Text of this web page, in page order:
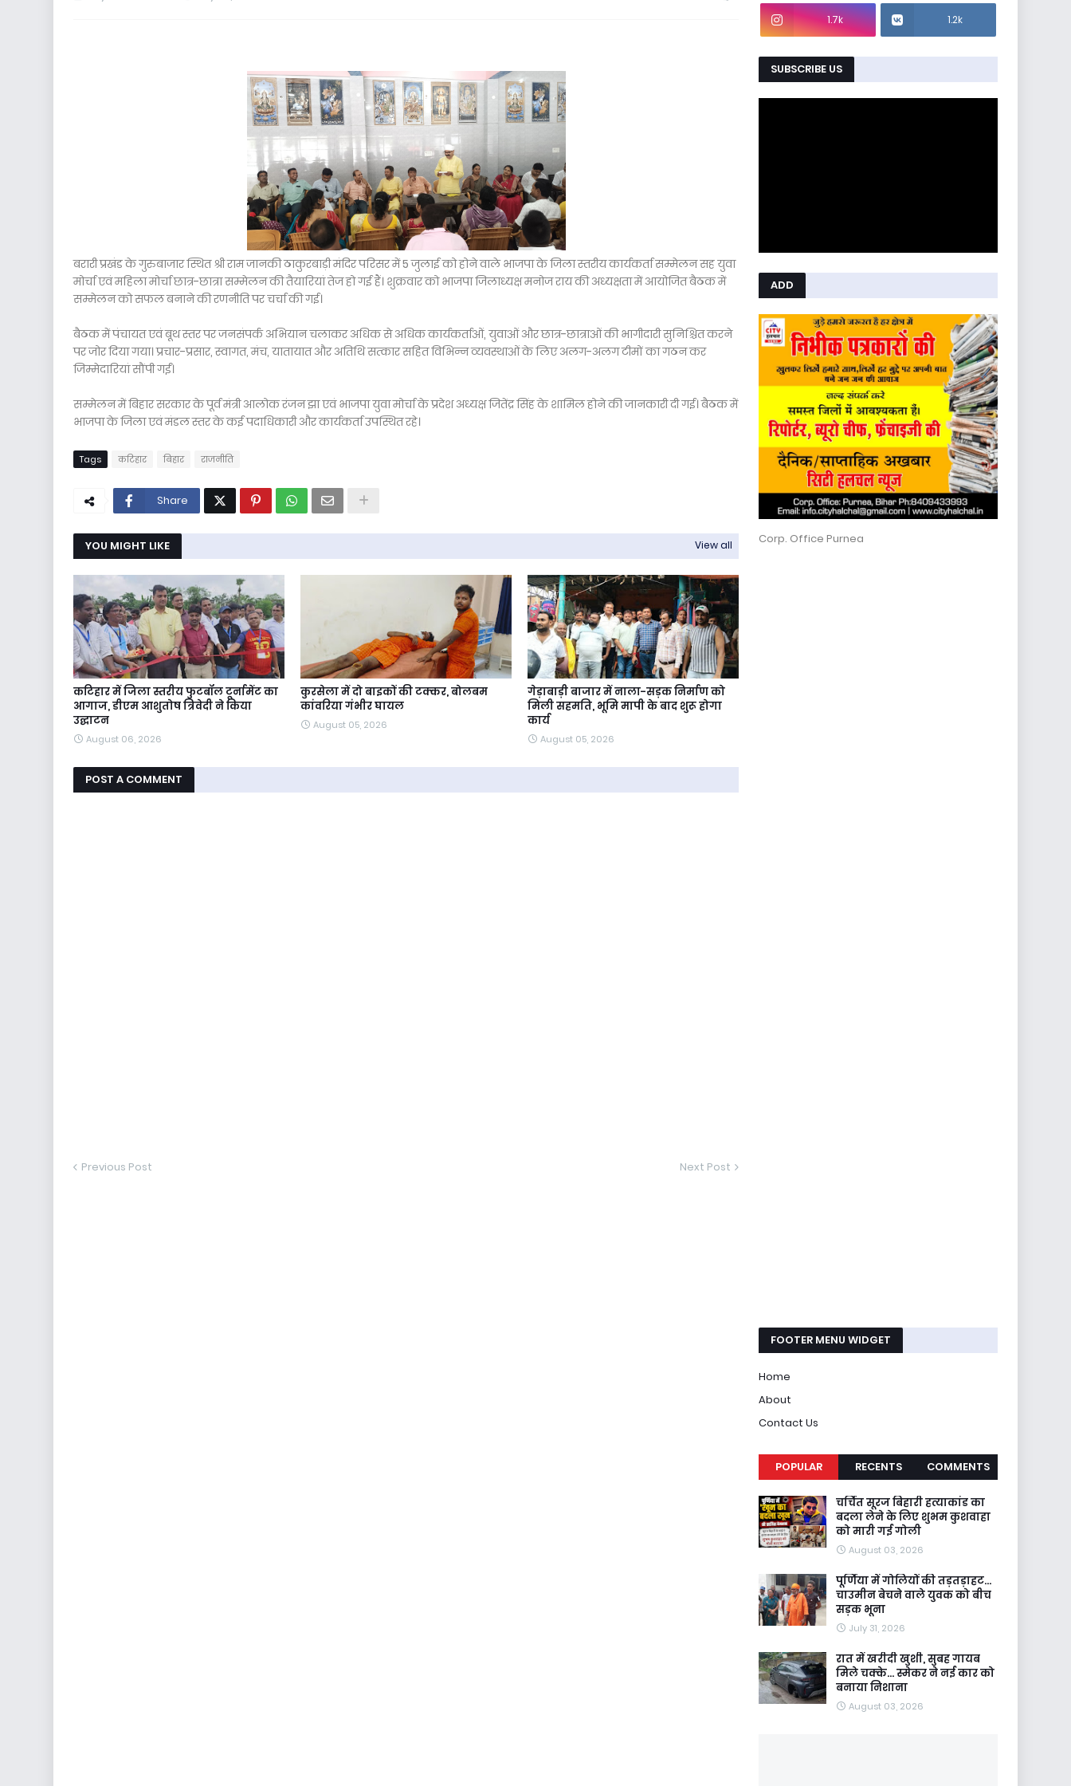
बरारी प्रखंड के गुरुबाजार स्थित श्री राम जानकी ठाकुरबाड़ी मंदिर परिसर में 5 जुलाई को होने वाले भाजपा के जिला स्तरीय कार्यकर्ता सम्मेलन सह युवा
मोर्चा एवं महिला मोर्चा छात्र-छात्रा सम्मेलन की तैयारियां तेज हो गई हैं। शुक्रवार को भाजपा जिलाध्यक्ष मनोज राय की अध्यक्षता में आयोजित बैठक में
सम्मेलन को सफल बनाने की रणनीति पर चर्चा की गई।
बैठक में पंचायत एवं बूथ स्तर पर जनसंपर्क अभियान चलाकर अधिक से अधिक कार्यकर्ताओं, युवाओं और छात्र-छात्राओं की भागीदारी सुनिश्चित करने
पर जोर दिया गया। प्रचार-प्रसार, स्वागत, मंच, यातायात और अतिथि सत्कार सहित विभिन्न व्यवस्थाओं के लिए अलग-अलग टीमों का गठन कर
जिम्मेदारियां सौंपी गईं।
सम्मेलन में बिहार सरकार के पूर्व मंत्री आलोक रंजन झा एवं भाजपा युवा मोर्चा के प्रदेश अध्यक्ष जितेंद्र सिंह के शामिल होने की जानकारी दी गई। बैठक में
भाजपा के जिला एवं मंडल स्तर के कई पदाधिकारी और कार्यकर्ता उपस्थित रहे।
Tags कटिहार बिहार राजनीति
Share
YOU MIGHT LIKE View all
कटिहार में जिला स्तरीय फुटबॉल टूर्नामेंट का
आगाज, डीएम आशुतोष त्रिवेदी ने किया
उद्घाटन
August 06, 2026
कुरसेला में दो बाइकों की टक्कर, बोलबम
कांवरिया गंभीर घायल
August 05, 2026
गेड़ाबाड़ी बाजार में नाला-सड़क निर्माण को
मिली सहमति, भूमि मापी के बाद शुरू होगा
कार्य
August 05, 2026
POST A COMMENT
Previous Post Next Post
1.7k 1.2k
SUBSCRIBE US
ADD
Corp. Office Purnea
FOOTER MENU WIDGET
Home
About
Contact Us
POPULAR RECENTS COMMENTS
चर्चित सूरज बिहारी हत्याकांड का
बदला लेने के लिए शुभम कुशवाहा
को मारी गई गोली
August 03, 2026
पूर्णिया में गोलियों की तड़तड़ाहट...
चाउमीन बेचने वाले युवक को बीच
सड़क भूना
July 31, 2026
रात में खरीदी खुशी, सुबह गायब
मिले चक्के... स्मेकर ने नई कार को
बनाया निशाना
August 03, 2026